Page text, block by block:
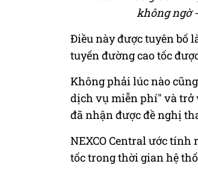
không ngờ
Điều này được tuyên bố
tuyến đường cao tốc
Không phải lúc nào
dịch vụ miễn phí" và trở
đã nhận được đề nghị
NEXCO Central ước tính
tốc trong thời gian hệ